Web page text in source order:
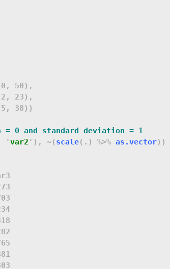
0, 50),
23),
38))
= 0 and standard deviation = 1
'var2 '), ~(scale(.) %>% as.vector))